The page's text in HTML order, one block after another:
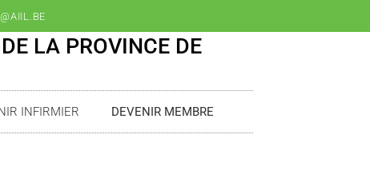
LA PROVINCE DE
INFIRMIER DEVENIR MEMBRE